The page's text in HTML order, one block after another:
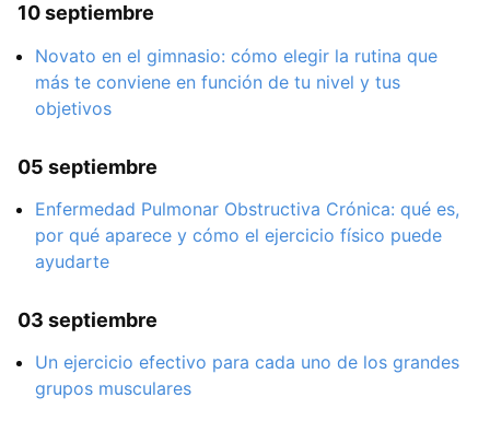
10 septiembre
Novato en el gimnasio: cómo elegir la rutina que
más te conviene en función de tu nivel y tus
objetivos
05 septiembre
Enfermedad Pulmonar Obstructiva Crónica: qué es,
por qué aparece y cómo el ejercicio físico puede
ayudarte
03 septiembre
Un ejercicio efectivo para cada uno de los grandes
grupos musculares